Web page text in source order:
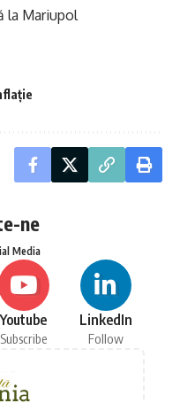
la Mariupol
ne
Media
Youtube
Subscribe
LinkedIn
Follow